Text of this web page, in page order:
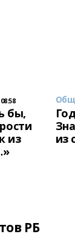
бы,
из
из
РБ